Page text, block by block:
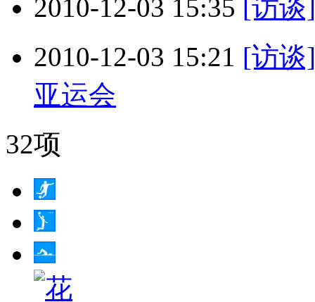
2010-12-03 15:35 [访
2010-12-03 15:21 [访谈
亚运会
32项